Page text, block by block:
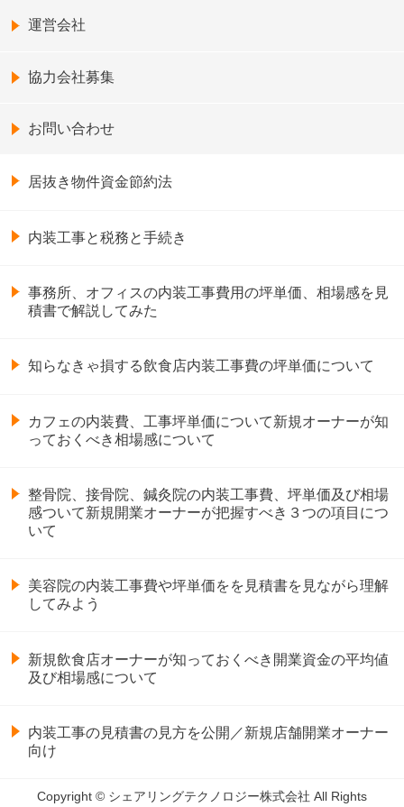
運営会社
協力会社募集
お問い合わせ
居抜き物件資金節約法
内装工事と税務と手続き
事務所、オフィスの内装工事費用の坪単価、相場感を見
積書で解説してみた
知らなきゃ損する飲食店内装工事費の坪単価について
カフェの内装費、工事坪単価について新規オーナーが知
っておくべき相場感について
整骨院、接骨院、鍼灸院の内装工事費、坪単価及び相場
感ついて新規開業オーナーが把握すべき３つの項目につ
いて
美容院の内装工事費や坪単価をを見積書を見ながら理解
してみよう
新規飲食店オーナーが知っておくべき開業資金の平均値
及び相場感について
内装工事の見積書の見方を公開／新規店舗開業オーナー
向け
Copyright © シェアリングテクノロジー株式会社 All Rights